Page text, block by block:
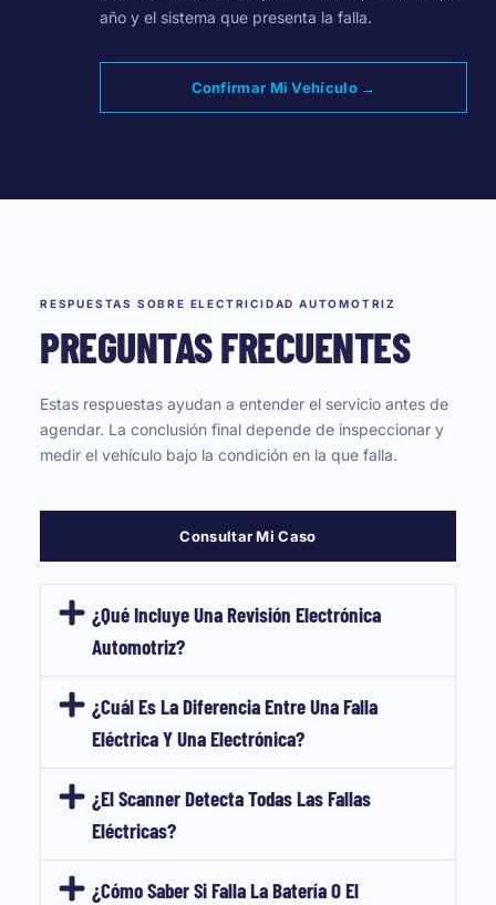
año y el sistema que presenta la falla.
Confirmar Mi Vehículo →
RESPUESTAS SOBRE ELECTRICIDAD AUTOMOTRIZ
PREGUNTAS FRECUENTES
Estas respuestas ayudan a entender el servicio antes de
agendar. La conclusión final depende de inspeccionar y
medir el vehículo bajo la condición en la que falla.
Consultar Mi Caso
¿Qué Incluye Una Revisión Electrónica
Automotriz?
¿Cuál Es La Diferencia Entre Una Falla
Eléctrica Y Una Electrónica?
¿El Scanner Detecta Todas Las Fallas
Eléctricas?
¿Cómo Saber Si Falla La Batería O El